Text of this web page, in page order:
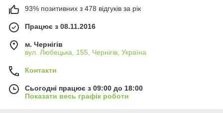
93% позитивних з 478 відгуків за рік
Працює з 08.11.2016
м. Чернігів
вул. Любецька, 155, Чернігів, Україна
Контакти
Сьогодні працює з 09:00 до 18:00
Показати весь графік роботи